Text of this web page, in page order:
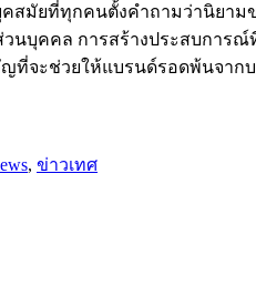
สมัยที่ทุกคนตั้งคำถามว่านิยาม
วนบุคคล การสร้างประสบกา
ที่จะช่วยให้แบรนด์รอดพ้นจาก
, ข่าวเทศ